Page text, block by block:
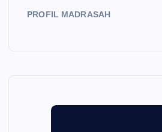
PROFIL MADRASAH